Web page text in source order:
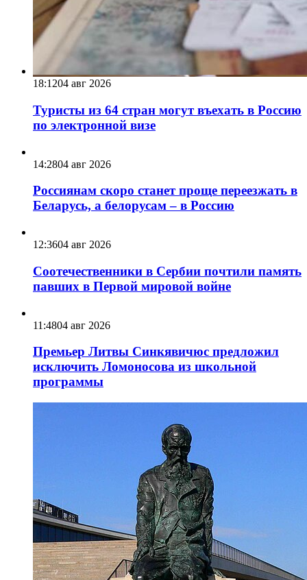
18:1204 авг 2026
Туристы из 64 стран могут въехать в Россию
по электронной визе
14:2804 авг 2026
Россиянам скоро станет проще переезжать в
Беларусь, а белорусам – в Россию
12:3604 авг 2026
Соотечественники в Сербии почтили память
павших в Первой мировой войне
11:4804 авг 2026
Премьер Литвы Синкявичюс предложил
исключить Ломоносова из школьной
программы